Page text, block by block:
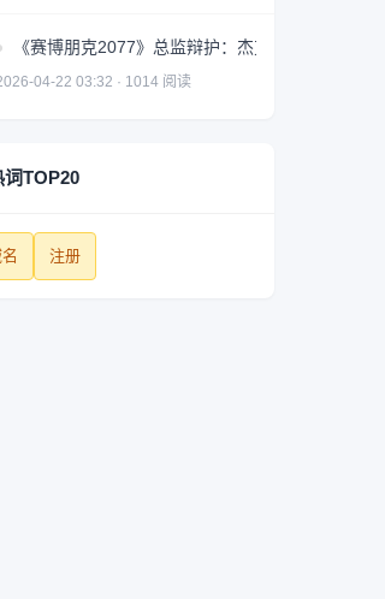
《赛博朋克2077》总监辩护：杰克很棒但并非故
04-22 03:32 · 1014 阅读
词TOP20
注册